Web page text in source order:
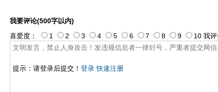
我要评论(500字以内)
提示：请登录后提交！ 登录 快速注册
喜爱度： 1 2 3 4 5 6 7 8 9 10 我评